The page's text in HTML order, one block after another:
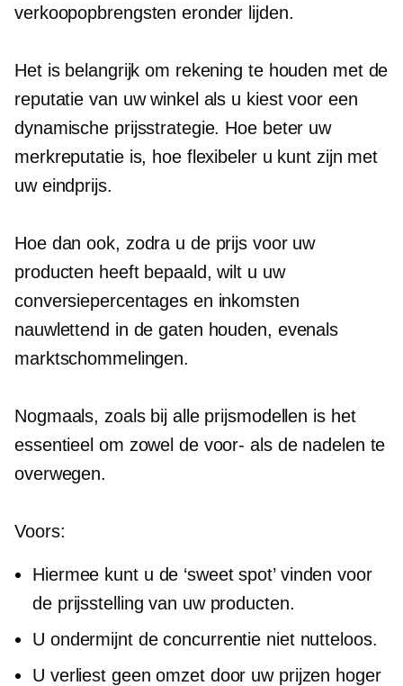
verkoopopbrengsten eronder lijden.
Het is belangrijk om rekening te houden met de
reputatie van uw winkel als u kiest voor een
dynamische prijsstrategie. Hoe beter uw
merkreputatie is, hoe flexibeler u kunt zijn met
uw eindprijs.
Hoe dan ook, zodra u de prijs voor uw
producten heeft bepaald, wilt u uw
conversiepercentages en inkomsten
nauwlettend in de gaten houden, evenals
marktschommelingen.
Nogmaals, zoals bij alle prijsmodellen is het
essentieel om zowel de voor- als de nadelen te
overwegen.
Voors:
Hiermee kunt u de ‘sweet spot’ vinden voor
de prijsstelling van uw producten.
U ondermijnt de concurrentie niet nutteloos.
U verliest geen omzet door uw prijzen hoger